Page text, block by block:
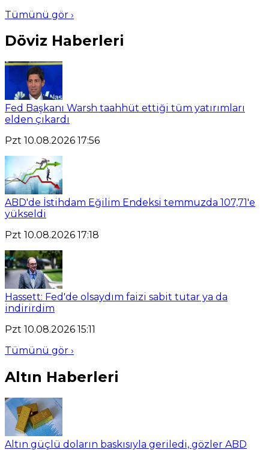
Tümünü gör ›
Döviz Haberleri
Fed Başkanı Warsh taahhüt ettiği tüm yatırımları
elden çıkardı
Pzt 10.08.2026 17:56
ABD'de İstihdam Eğilim Endeksi temmuzda 107,71'e
yükseldi
Pzt 10.08.2026 17:18
Hassett: Fed'de olsaydım faizi sabit tutar ya da
indirirdim
Pzt 10.08.2026 15:11
Tümünü gör ›
Altın Haberleri
Altın güçlü doların baskısıyla geriledi, gözler ABD